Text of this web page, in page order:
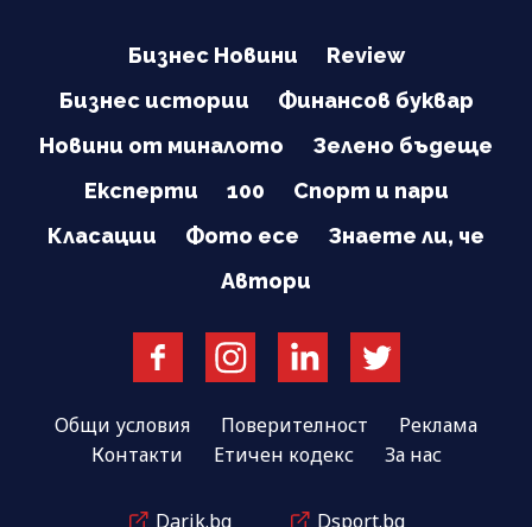
Бизнес Новини
Review
Бизнес истории
Финансов буквар
Новини от миналото
Зелено бъдеще
Експерти
100
Спорт и пари
Класации
Фото есе
Знаете ли, че
Автори
Общи условия Поверителност
Реклама
Контакти
Етичен кодекс За нас
Darik.bg Dsport.bg